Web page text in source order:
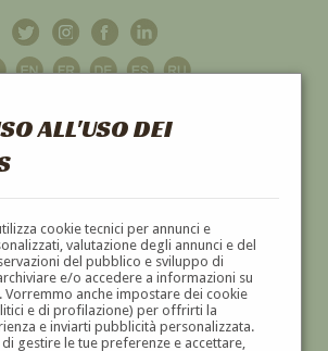
ALL'USO DEI
cookie tecnici per annunci e
valutazione degli annunci e del
del pubblico e sviluppo di
e/o accedere a informazioni su
Vorremmo anche impostare dei cookie
e di profilazione) per offrirti la
e inviarti pubblicità personalizzata.
gestire le tue preferenze e accettare,
GALLERIAD'ARTE
E SCULTURE '800 E '900